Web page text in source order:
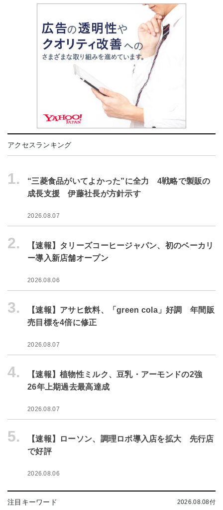
アクセスランキング
1.
“三菱食品がいてよかった”に全力 4戦略で製販の
成長支援 伊藤社長が方針示す
2026.08.07
2.
【速報】タリーズコーヒージャパン、初のベーカリ
ー導入新店舗オープン
2026.08.06
3.
【速報】アサヒ飲料、「green cola」好調 年間販
売目標を4倍に修正
2026.08.07
4.
【速報】植物性ミルク、豆乳・アーモンドの2強
26年上期過去最高達成
2026.08.07
5.
【速報】ローソン、調理ロボ導入店を拡大 先行店
で好評
2026.08.06
注目キーワード 2026.08.08付